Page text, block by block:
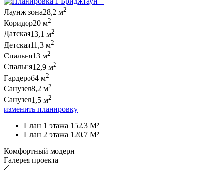
Лаунж зона28,2 м2
Коридор20 м2
Датская13,1 м2
Детская11,3 м2
Спальня13 м2
Спальня12,9 м2
Гардероб4 м2
Санузел8,2 м2
Санузел1,5 м2
изменить планировку
План 1 этажа 152.3 M²
План 2 этажа 120.7 M²
Комфортный модерн
Галерея проекта